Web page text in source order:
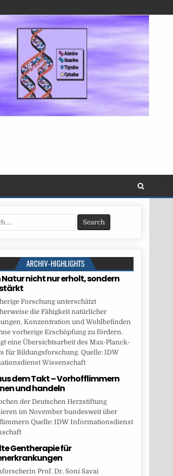
ARCHIV-HIGHLIGHTS
Natur nicht nur erholt, sondern
Forschung unterschätzt
die Fähigkeit natürlicher
Konzentration und Wohlbefinden
vorherige Erschöpfung zu fördern.
eine Übersichtsarbeit des Max-Planck-
für Bildungsforschung. Quelle: IDW
Wissenschaft
dem Takt – Vorhofflimmern
und handeln
der Deutschen Herzstiftung
im November bundesweit über
Quelle: IDW Informationsdienst
Gentherapie für
Prof. Dr. Soni Savai